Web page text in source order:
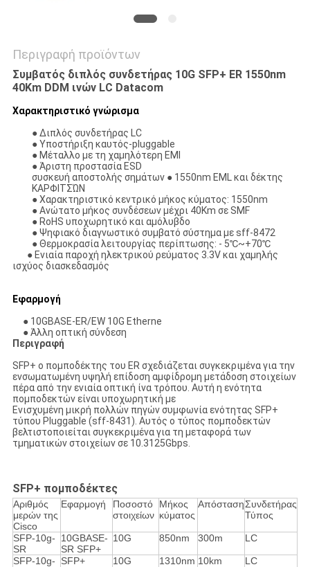
Περιγραφή προϊόντων
Συμβατός διπλός συνδετήρας 10G SFP+ ER 1550nm
40Km DDM ινών LC Datacom
Χαρακτηριστικό γνώρισμα
● Διπλός συνδετήρας LC
● Υποστήριξη καυτός-pluggable
● Μέταλλο με τη χαμηλότερη EMI
● Άριστη προστασία ESD
συσκευή αποστολής σημάτων ● 1550nm EML και δέκτης
ΚΑΡΦΙΤΣΏΝ
● Χαρακτηριστικό κεντρικό μήκος κύματος: 1550nm
● Ανώτατο μήκος συνδέσεων μέχρι 40Km σε SMF
● RoHS υποχωρητικό και αμόλυβδο
● Ψηφιακό διαγνωστικό συμβατό σύστημα με sff-8472
● Θερμοκρασία λειτουργίας περίπτωσης: - 5℃~+70℃
● Ενιαία παροχή ηλεκτρικού ρεύματος 3.3V και χαμηλής
ισχύος διασκεδασμός
Εφαρμογή
● 10GBASE-ER/EW 10G Etherne
● Άλλη οπτική σύνδεση
Περιγραφή
SFP+ ο πομποδέκτης του ER σχεδιάζεται συγκεκριμένα για την
ενσωματωμένη υψηλή επίδοση αμφίδρομη μετάδοση στοιχείων
πέρα από την ενιαία οπτική ίνα τρόπου. Αυτή η ενότητα
πομποδεκτών είναι υποχωρητική με
Ενισχυμένη μικρή πολλών πηγών συμφωνία ενότητας SFP+
τύπου Pluggable (sff-8431). Αυτός ο τύπος πομποδεκτών
βελτιστοποιείται συγκεκριμένα για τη μεταφορά των
τμηματικών στοιχείων σε 10.3125Gbps.
SFP+ πομποδέκτες
Αριθμός
μερών της
Cisco
Εφαρμογή
Ποσοστό
στοιχείων
Μήκος
κύματος
ΑπόστασηΣυνδετήρας
Τύπος
SFP-10g-
SR
10GBASE-
SR SFP+
10G 850nm 300m LC
SFP-10g-
SFP+
10G 1310nm 10km LC